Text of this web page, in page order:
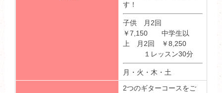
す！
子供 月2回
￥7,150 中学生以
上 月2回 ￥8,250
１レッスン30分
月・火・木・土
2つのギターコースをご